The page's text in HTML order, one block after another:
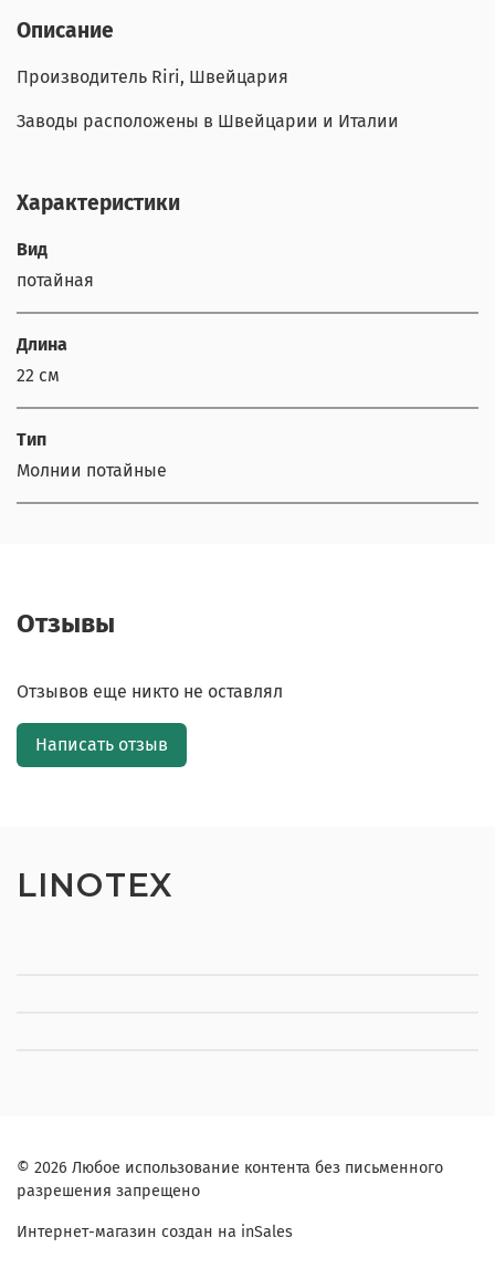
Описание
Производитель Riri, Швейцария
Заводы расположены в Швейцарии и Италии
Характеристики
Вид
потайная
Длина
22 см
Тип
Молнии потайные
Отзывы
Отзывов еще никто не оставлял
Написать отзыв
LINOTEX
© 2026 Любое использование контента без письменного
разрешения запрещено
Интернет-магазин создан на inSales